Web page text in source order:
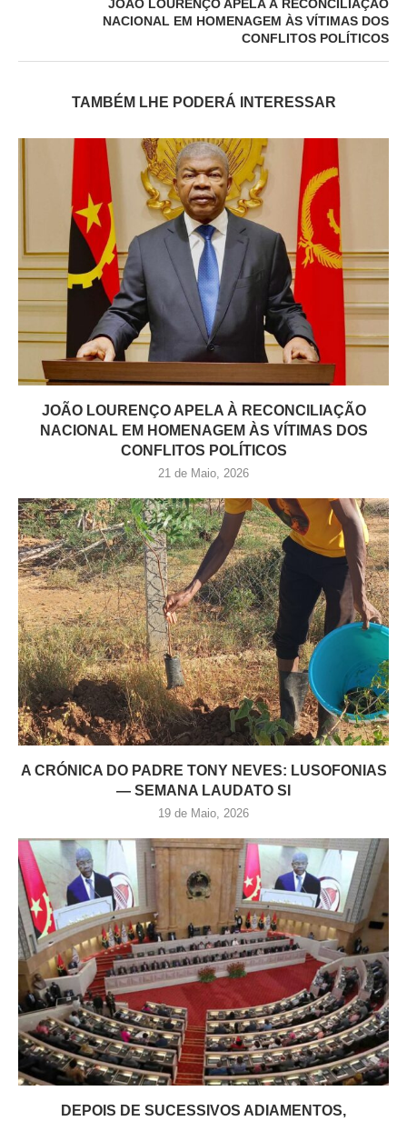
JOÃO LOURENÇO APELA À RECONCILIAÇÃO
NACIONAL EM HOMENAGEM ÀS VÍTIMAS DOS
CONFLITOS POLÍTICOS
TAMBÉM LHE PODERÁ INTERESSAR
JOÃO LOURENÇO APELA À RECONCILIAÇÃO
NACIONAL EM HOMENAGEM ÀS VÍTIMAS DOS
CONFLITOS POLÍTICOS
21 de Maio, 2026
A CRÓNICA DO PADRE TONY NEVES: LUSOFONIAS
— SEMANA LAUDATO SI
19 de Maio, 2026
DEPOIS DE SUCESSIVOS ADIAMENTOS,